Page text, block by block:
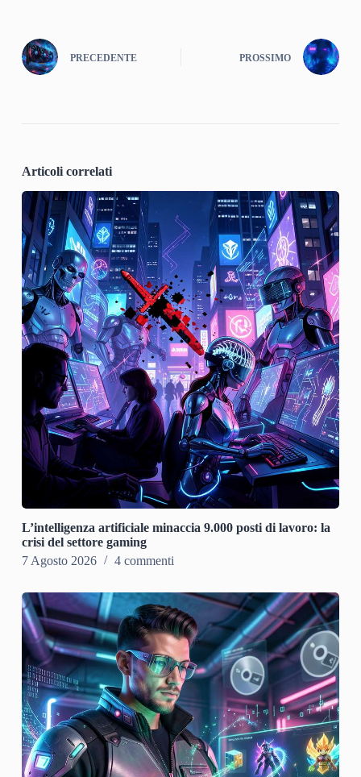
PRECEDENTE PROSSIMO
Articoli correlati
L’intelligenza artificiale minaccia 9.000 posti di lavoro: la
crisi del settore gaming
7 Agosto 2026
4 commenti